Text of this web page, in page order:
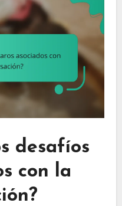
desafíos
con la